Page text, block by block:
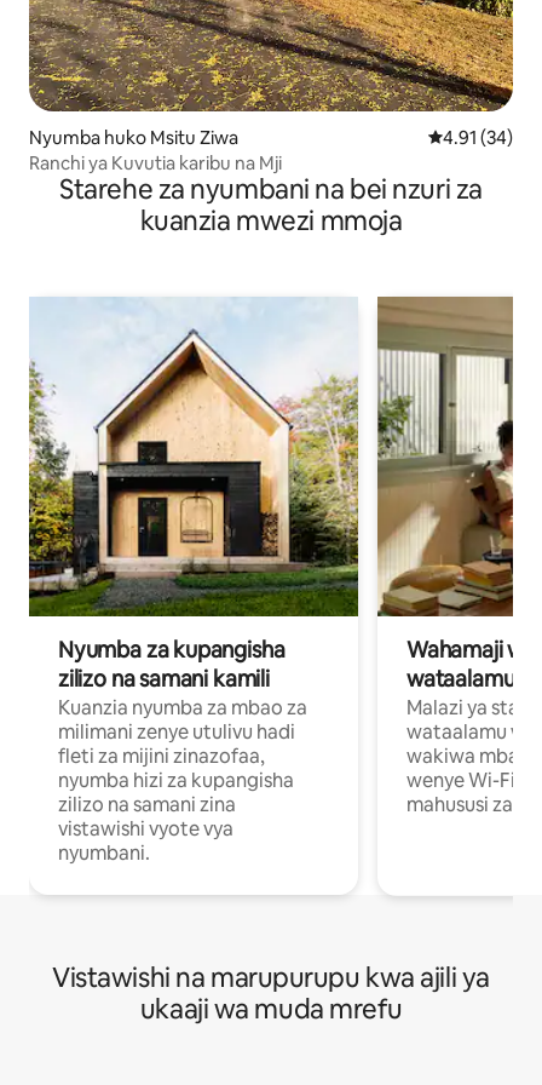
Nyumba huko Msitu Ziwa Ukadiriaji wa
4.91 (34)
Ranchi ya Kuvutia karibu na Mji
Starehe za nyumbani na bei nzuri za
kuanzia mwezi mmoja
Nyumba za kupangisha
zilizo na samani kamili
Kuanzia nyumba za mbao za
milimani zenye utulivu hadi
fleti za mijini zinazofaa,
nyumba hizi za kupangisha
zilizo na samani zina
vistawishi vyote vya
nyumbani.
Wahamaji
wataalamu
Malazi ya
wataalamu
wakiwa mbali
wenye Wi-Fi
mahususi za
Vistawishi na marupurupu kwa ajili ya
ukaaji wa muda mrefu